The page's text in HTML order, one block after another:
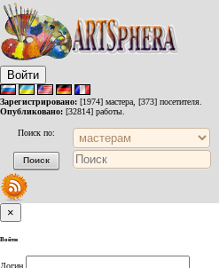
Войти
Зарегистрировано: [1974] мастера, [373] посетителя.
Опубликовано: [32814] работы.
Поиск по:
×
Войти
Логин